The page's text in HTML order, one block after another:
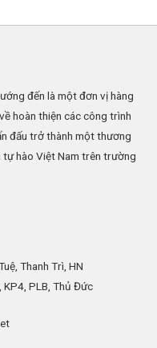
đến là một đơn vị hàng
hoàn thiện các công trình
đấu trở thành một thương
tự hào Việt Nam trên trường
Thanh Trì, HN
PLB, Thủ Đức